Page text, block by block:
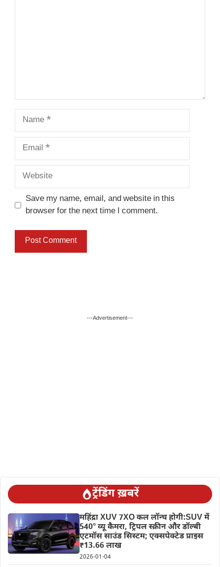
Name
Email
Website
Save my name, email, and website in this
browser for the next time I comment.
---Advertisement---
ट्रेंडिंग ख़बरें
महिंद्रा XUV 7XO कल लॉन्च होगी:SUV में
540° व्यू कैमरा, ट्रिपल स्क्रीन और डॉल्बी
एटमॉस साउंड सिस्टम; एक्सपेक्टेड प्राइस
₹13.66 लाख
2026-01-04